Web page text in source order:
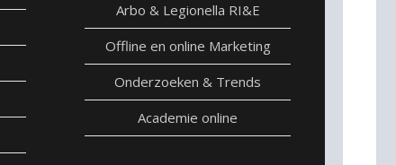
Arbo & Legionella RI&E
Offline en online Marketing
Onderzoeken & Trends
Academie online